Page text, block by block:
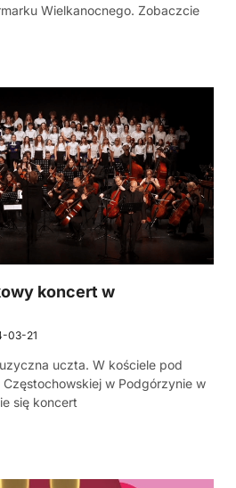
Wielkanocnego. Zobaczcie
koncert w
03-21
uczta. W kościele pod
w Podgórzynie w
się koncert